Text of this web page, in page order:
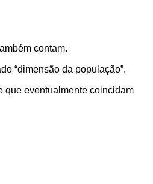
contam.
“dimensão da população”.
que eventualmente coincidam